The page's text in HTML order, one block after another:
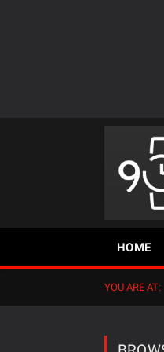
HOME
YOU ARE AT: